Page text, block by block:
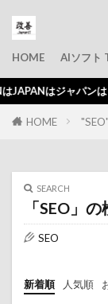
HOME AIソフト
はジャパンは『改
HOME
SEARCH
「SEO」
SEO
新着順 人気順